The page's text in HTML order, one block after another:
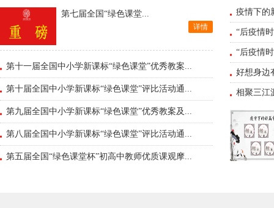
第七届全国“绿色课堂...
详情
第十一届全国中小学新课标“绿色课堂”优秀教案...
第十届全国中小学新课标“绿色课堂”评比活动通...
第九届全国中小学新课标“绿色课堂”优秀教案及...
第八届全国中小学新课标“绿色课堂”评比活动通...
第五届全国“绿色课堂杯”初高中教师优质课观摩...
疫情下
“后疫情
“后疫情
好想身边
相聚三江